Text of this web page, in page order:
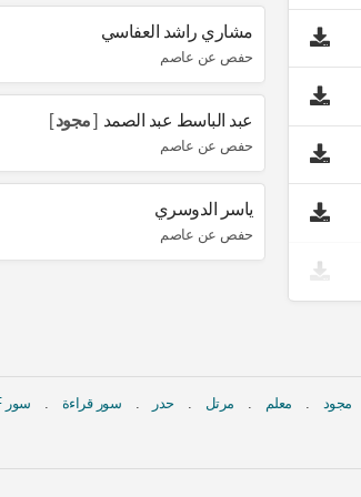
مشاري راشد العفاسي
حفص عن عاصم
عبد الباسط عبد الصمد مجود
حفص عن عاصم
ياسر الدوسري
حفص عن عاصم
مجود معلم مرتل حدر سور قراءة سور PDF